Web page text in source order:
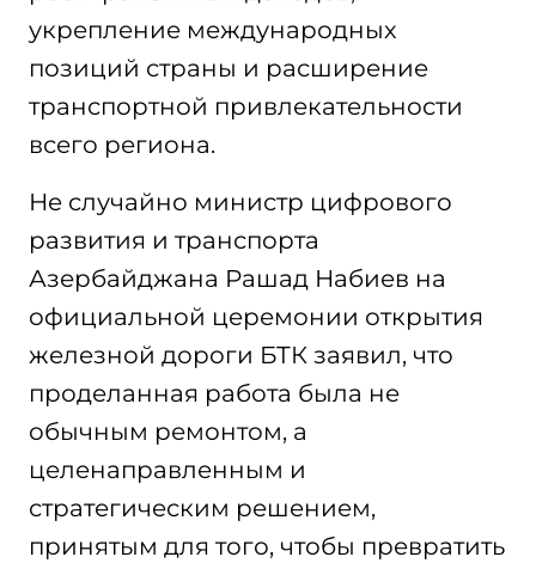
укрепление международных
позиций страны и расширение
транспортной привлекательности
всего региона.
Не случайно министр цифрового
развития и транспорта
Азербайджана Рашад Набиев на
официальной церемонии открытия
железной дороги БТК заявил, что
проделанная работа была не
обычным ремонтом, а
целенаправленным и
стратегическим решением,
принятым для того, чтобы превратить